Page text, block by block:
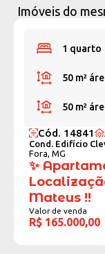
Imóveis do
1 quarto
50 m²
50 m²
Cód. 14841
Cond. Edifício
Fora, MG
✨
Mateus !!
Valor de venda
R$ 165.000,00